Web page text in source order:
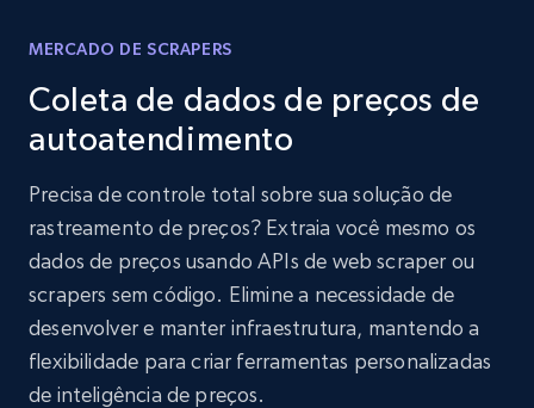
MERCADO DE SCRAPERS
Coleta de dados de preços de
autoatendimento
Precisa de controle total sobre sua solução de
rastreamento de preços? Extraia você mesmo os
dados de preços usando APIs de web scraper ou
scrapers sem código. Elimine a necessidade de
desenvolver e manter infraestrutura, mantendo a
flexibilidade para criar ferramentas personalizadas
de inteligência de preços.